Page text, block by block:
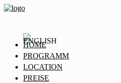
HOME
PROGRAMM
LOCATION
PREISE